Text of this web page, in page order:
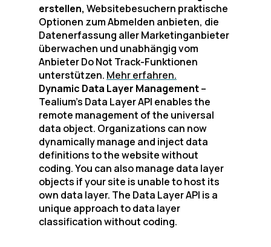
erstellen, Websitebesuchern praktische
Optionen zum Abmelden anbieten, die
Datenerfassung aller Marketinganbieter
überwachen und unabhängig vom
Anbieter Do Not Track-Funktionen
unterstützen. Mehr erfahren.
Dynamic Data Layer Management–
Tealium’s Data Layer API enables the
remote management of the universal
data object. Organizations can now
dynamically manage and inject data
definitions to the website without
coding. You can also manage data layer
objects if your site is unable to host its
own data layer. The Data Layer API is a
unique approach to data layer
classification without coding.